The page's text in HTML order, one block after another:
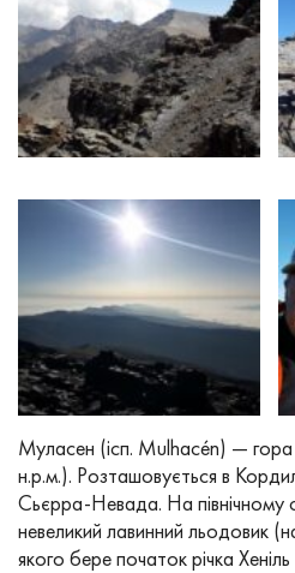
Муласен (ісп. Mulhacén) — гора
н.р.м.). Розташовується в
Сьєрра-Невада. На північному
невеликий лавинний льодовик
якого бере початок річка